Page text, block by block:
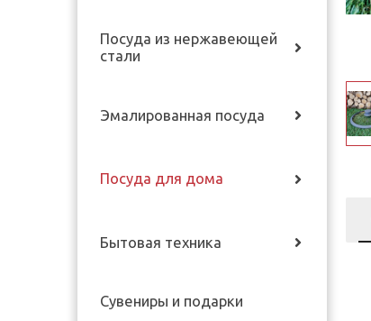
Посуда из нержавеющей
стали
Эмалированная посуда
Посуда для дома
Бытовая техника
Сувениры и подарки